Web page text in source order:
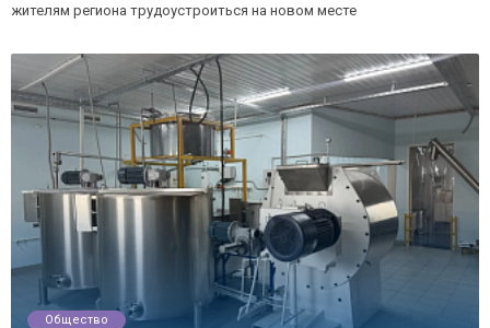
жителям региона трудоустроиться на новом месте
Общество